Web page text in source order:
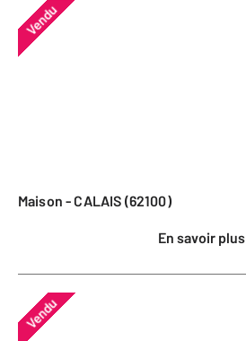
Vendu
Maison - CALAIS (62100)
En savoir plus
Vendu